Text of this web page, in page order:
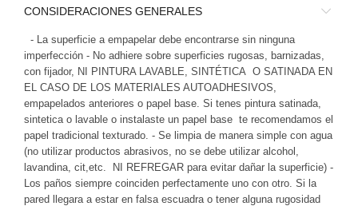
CONSIDERACIONES GENERALES
- La superficie a empapelar debe encontrarse sin ninguna
imperfección - No adhiere sobre superficies rugosas, barnizadas,
con fijador, NI PINTURA LAVABLE, SINTÉTICA O SATINADA EN
EL CASO DE LOS MATERIALES AUTOADHESIVOS,
empapelados anteriores o papel base. Si tenes pintura satinada,
sintetica o lavable o instalaste un papel base te recomendamos el
papel tradicional texturado. - Se limpia de manera simple con agua
(no utilizar productos abrasivos, no se debe utilizar alcohol,
lavandina, cit,etc. NI REFREGAR para evitar dañar la superficie) -
Los paños siempre coinciden perfectamente uno con otro. Si la
pared llegara a estar en falsa escuadra o tener alguna rugosidad